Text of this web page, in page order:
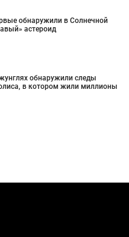
обнаружили в Солнечной
астероид
обнаружили следы
в котором жили миллионы